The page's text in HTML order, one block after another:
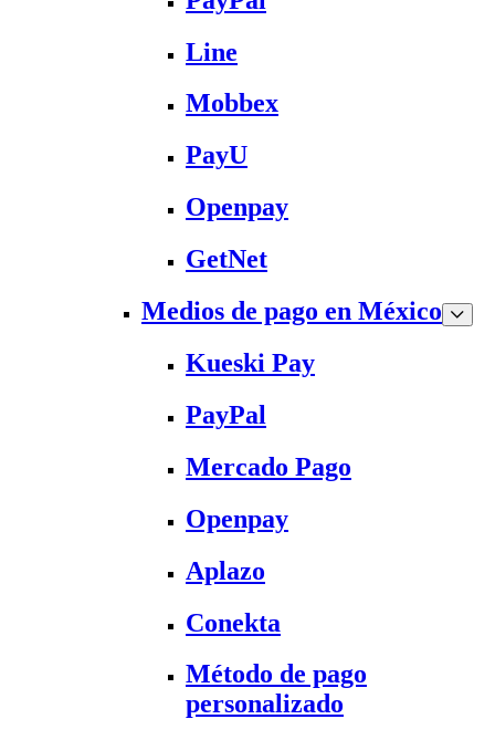
Line
Mobbex
PayU
Openpay
GetNet
Medios de pago en México
Kueski Pay
PayPal
Mercado Pago
Openpay
Aplazo
Conekta
Método de pago
personalizado